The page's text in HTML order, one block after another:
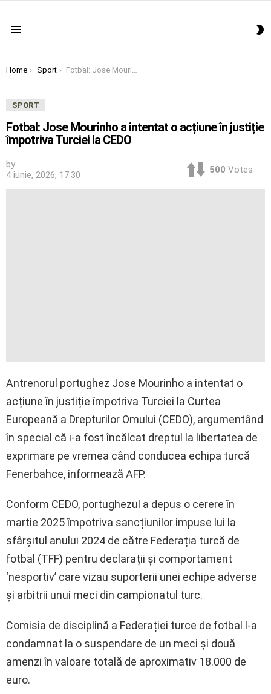
You are here:
Home Sport Fotbal: Jose Mourinho a intentat o acțiune în justiție împotriva Turciei la CEDO
SPORT
Fotbal: Jose Mourinho a intentat o acțiune în justiție
împotriva Turciei la CEDO
by
4 iunie, 2026, 17:30
500 Votes
Antrenorul portughez Jose Mourinho a intentat o
acțiune în justiție împotriva Turciei la Curtea
Europeană a Drepturilor Omului (CEDO), argumentând
în special că i-a fost încălcat dreptul la libertatea de
exprimare pe vremea când conducea echipa turcă
Fenerbahce, informează AFP.
Conform CEDO, portughezul a depus o cerere în
martie 2025 împotriva sancțiunilor impuse lui la
sfârșitul anului 2024 de către Federația turcă de
fotbal (TFF) pentru declarații și comportament
‘nesportiv’ care vizau suporterii unei echipe adverse
și arbitrii unui meci din campionatul turc.
Comisia de disciplină a Federației turce de fotbal l-a
condamnat la o suspendare de un meci și două
amenzi în valoare totală de aproximativ 18.000 de
euro.